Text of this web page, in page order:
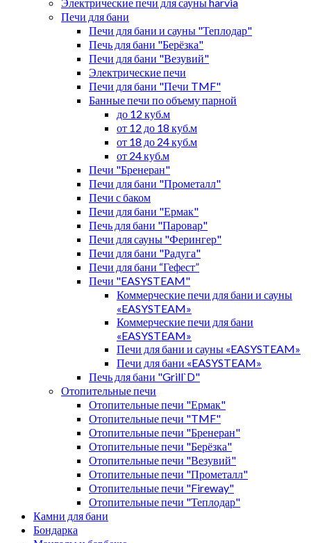
Печи для бани
Печи для бани и сауны "Теплодар"
Печь для бани "Берёзка"
Печи для бани "Везувий"
Электрические печи
Печи для бани "Печи TMF"
Банные печи по объему парной
до 12 куб.м
от 12 до 18 куб.м
от 18 до 24 куб.м
от 24 куб.м
Печи "Бренеран"
Печи для бани "Прометалл"
Печи с баком
Печи для бани "Ермак"
Печь для бани "Паровар"
Печи для сауны "Ферингер"
Печи для бани "Радуга"
Печи для бани “Гефест”
Печи "EASYSTEAM"
Коммерческие печи для бани и сауны
«EASYSTEAM»
Коммерческие печи для бани
«EASYSTEAM»
Печи для бани и сауны «EASYSTEAM»
Печи для бани «EASYSTEAM»
Печь для бани "Grill`D"
Отопительные печи
Отопительные печи "Ермак"
Отопительные печи "TMF"
Отопительные печи "Бренеран"
Отопительные печи "Берёзка"
Отопительные печи "Везувий"
Отопительные печи "Прометалл"
Отопительные печи "Fireway"
Отопительные печи "Теплодар"
Камни для бани
Бондарка